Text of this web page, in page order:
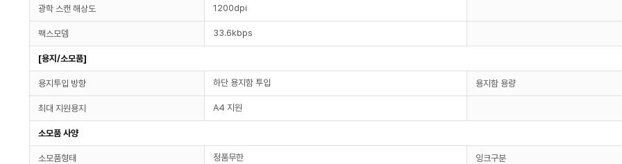
광학 스캔 해상도 1200dpi
팩스모뎀 33.6kbps
[용지/소모품]
용지투입 방향 하단 용지함 투입 용지함 용량
최대 지원용지 A4 지원
소모품 사양
소모품형태 정품무한 잉크구분